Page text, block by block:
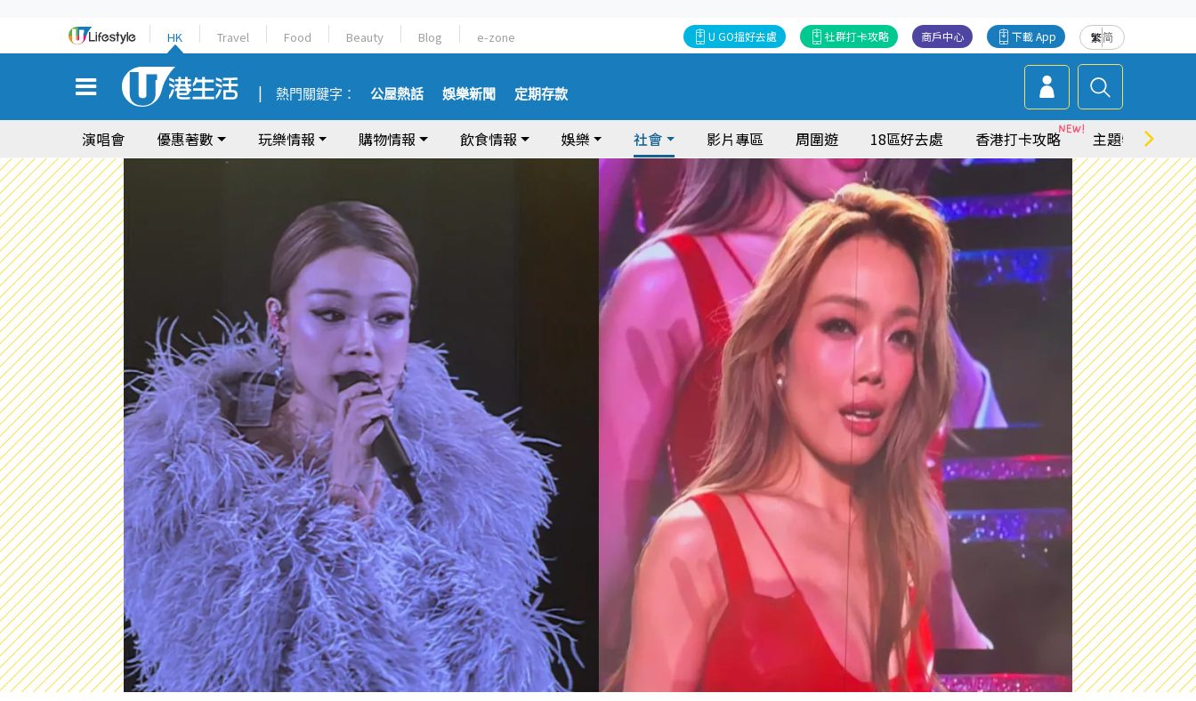
HK Travel Food Beauty Blog e-zone 繁简
下載 App
商戶中心
社群打卡攻略
U GO搵好去處
熱門關鍵字： 公屋熱話 娛樂新聞 定期存款
演唱會 優惠著數 玩樂情報 購物情報 飲食情報 娛樂 社會 影片專區 周圍遊 18區好去處 香港打卡攻略 主題特集